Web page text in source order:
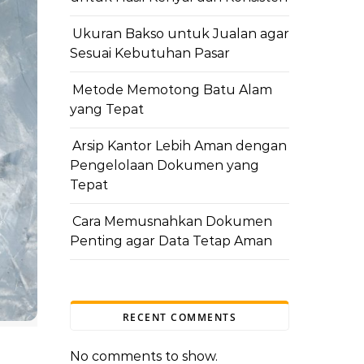
Ukuran Bakso untuk Jualan agar
Sesuai Kebutuhan Pasar
Metode Memotong Batu Alam
yang Tepat
Arsip Kantor Lebih Aman dengan
Pengelolaan Dokumen yang
Tepat
Cara Memusnahkan Dokumen
Penting agar Data Tetap Aman
RECENT COMMENTS
No comments to show.